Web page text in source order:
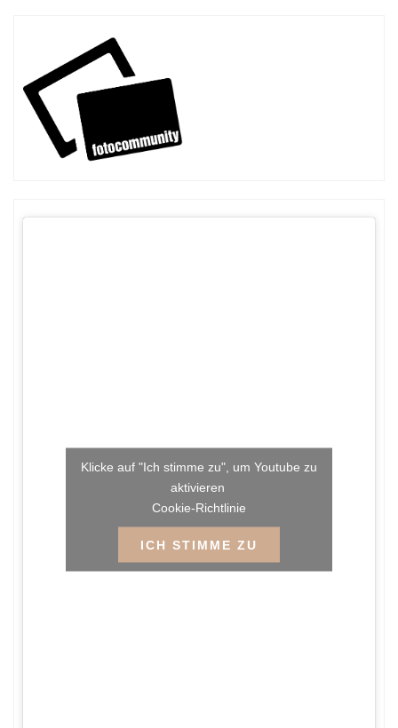
Klicke auf "Ich stimme zu", um Youtube zu
aktivieren
Cookie-Richtlinie
ICH STIMME ZU